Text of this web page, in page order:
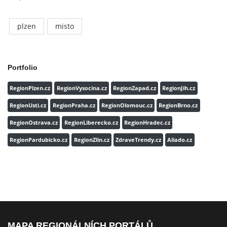
plzen misto
Portfolio
RegionPlzen.cz RegionVysocina.cz RegionZapad.cz RegionJih.cz
RegionUsti.cz RegionPraha.cz RegionOlomouc.cz RegionBrno.cz
RegionOstrava.cz RegionLiberecko.cz RegionHradec.cz
RegionPardubicko.cz RegionZlin.cz ZdraveTrendy.cz Aliado.cz